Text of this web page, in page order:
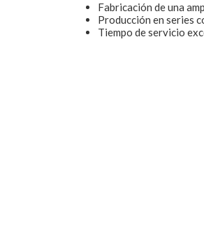
Fabricación de una
Producción en series
Tiempo de servicio